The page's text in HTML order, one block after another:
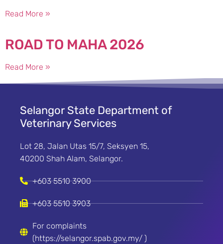
Read More »
ROAD TO MAHA 2026
Read More »
Selangor State Department of
Veterinary Services
Lot 28, Jalan Utas 15/7, Seksyen 15,
40200 Shah Alam, Selangor.
+603 5510 3900
+603 5510 3903
For complaints
(https://selangor.spab.gov.my/ )